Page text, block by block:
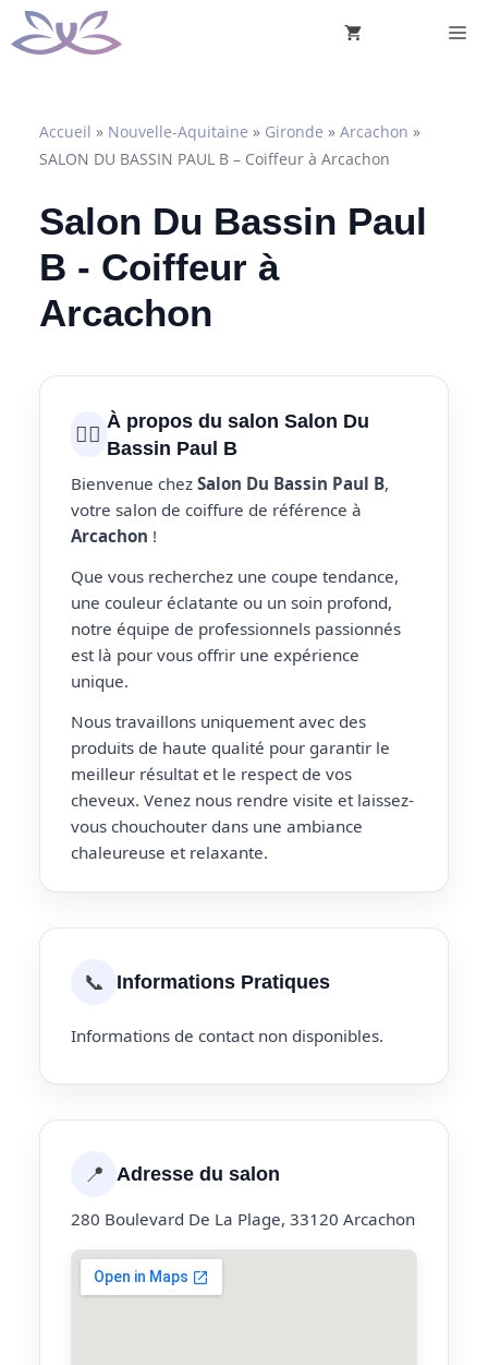
Aller
au
Accueil » Nouvelle-Aquitaine » Gironde » Arcachon »
SALON DU BASSIN PAUL B – Coiffeur à Arcachon
Salon Du Bassin Paul
B - Coiffeur à
Arcachon
💇‍♀️ À propos du salon Salon Du
Bassin Paul B
Bienvenue chez Salon Du Bassin Paul B,
votre salon de coiffure de référence à
Arcachon !
Que vous recherchez une coupe tendance,
une couleur éclatante ou un soin profond,
notre équipe de professionnels passionnés
est là pour vous offrir une expérience
unique.
Nous travaillons uniquement avec des
produits de haute qualité pour garantir le
meilleur résultat et le respect de vos
cheveux. Venez nous rendre visite et laissez-
vous chouchouter dans une ambiance
chaleureuse et relaxante.
📞 Informations Pratiques
Informations de contact non disponibles.
📍 Adresse du salon
280 Boulevard De La Plage, 33120 Arcachon